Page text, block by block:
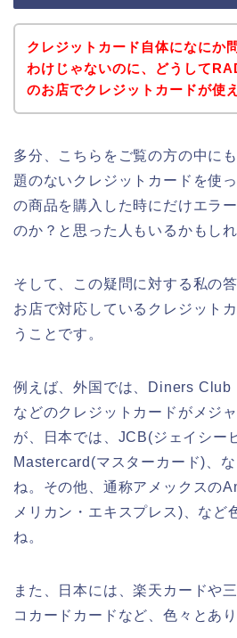
クレジットカード自体になにか
わけじゃないのに、どうして
のお店でクレジットカードが使
多分、こちらをご覧の方の中に
題のないクレジットカードを使
の商品を購入した時にだけエラ
のか？と思った人もいるかもしれ
そして、この疑問に対する私の
お店で対応しているクレジット
うことです。
例えば、外国では、Diners Club
などのクレジットカードがメジ
が、日本では、JCB(ジェイシー
Mastercard(マスターカード)、
ね。その他、通称アメックスの
メリカン・エキスプレス)、など
ね。
また、日本には、楽天カードや
コカードカードなど、色々とあ